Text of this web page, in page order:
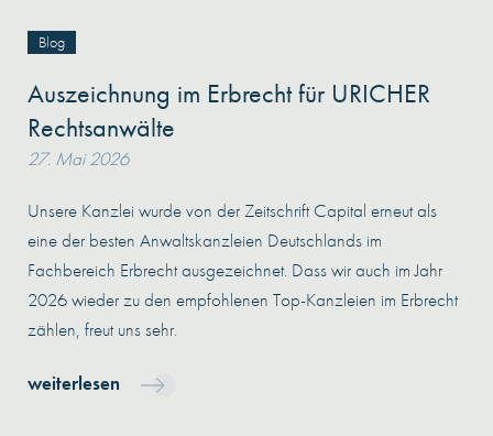
Blog
Auszeichnung im Erbrecht für URICHER
Rechtsanwälte
27. Mai 2026
Unsere Kanzlei wurde von der Zeitschrift Capital erneut als
eine der besten Anwaltskanzleien Deutschlands im
Fachbereich Erbrecht ausgezeichnet. Dass wir auch im Jahr
2026 wieder zu den empfohlenen Top-Kanzleien im Erbrecht
zählen, freut uns sehr.
weiterlesen